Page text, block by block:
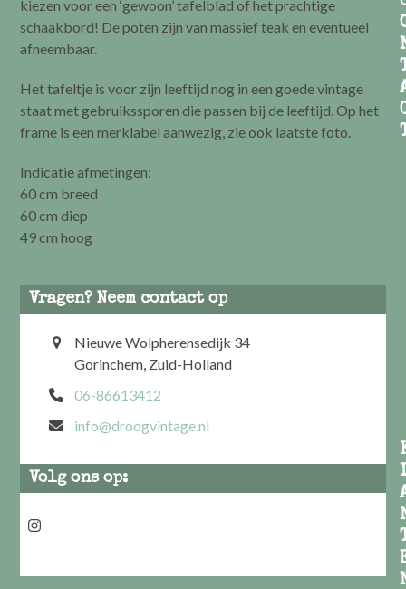
kiezen voor een ‘gewoon’ tafelblad of het prachtige
schaakbord! De poten zijn van massief teak en eventueel
afneembaar.
Het tafeltje is voor zijn leeftijd nog in een goede vintage
staat met gebruikssporen die passen bij de leeftijd. Op het
frame is een merklabel aanwezig, zie ook laatste foto.
Indicatie afmetingen:
60 cm breed
60 cm diep
49 cm hoog
Vragen? Neem contact op
Nieuwe Wolpherensedijk 34
Gorinchem, Zuid-Holland
06-86613412
info@droogvintage.nl
Volg ons op:
Instagram